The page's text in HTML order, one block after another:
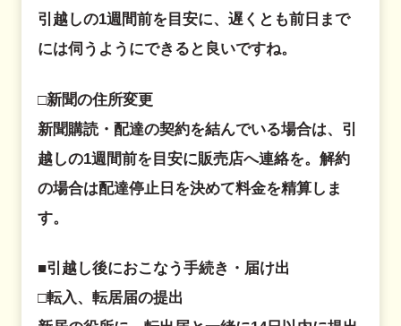
引越しの1週間前を目安に、遅くとも前日まで
には伺うようにできると良いですね。
□新聞の住所変更
新聞購読・配達の契約を結んでいる場合は、引
越しの1週間前を目安に販売店へ連絡を。解約
の場合は配達停止日を決めて料金を精算しま
す。
■引越し後におこなう手続き・届け出
□転入、転居届の提出